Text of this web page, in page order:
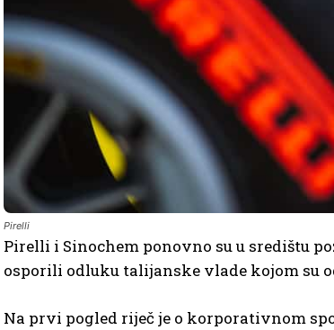
Pirelli
Pirelli i Sinochem ponovno su u središtu
osporili odluku talijanske vlade kojom su
Na prvi pogled riječ je o korporativnom